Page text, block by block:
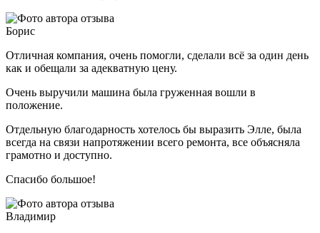
Борис
Отличная компания, очень помогли, сделали всё за один день
как и обещали за адекватную цену.
Очень выручили машина была груженная вошли в
положение.
Отдельную благодарность хотелось бы выразить Элле, была
всегда на связи напротяжении всего ремонта, все объясняла
грамотно и доступно.
Спасибо большое!
Владимир